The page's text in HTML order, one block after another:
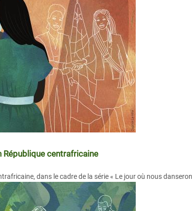
République centrafricaine
dans le cadre de la série « Le jour où nous